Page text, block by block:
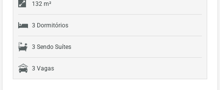
132 m²
3 Dormitórios
3 Sendo Suítes
3 Vagas